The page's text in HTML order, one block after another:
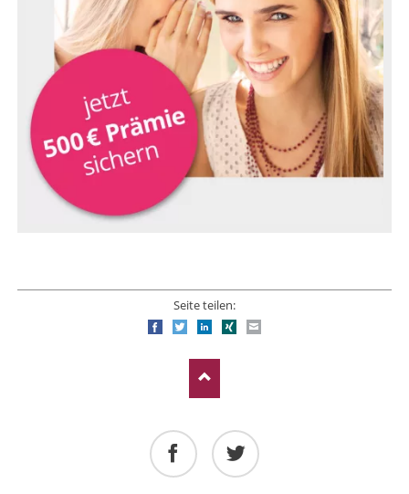
Seite teilen:
FacebookTwitterLinkedIn
Xing